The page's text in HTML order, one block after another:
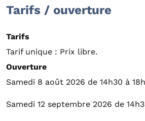
Tarifs / ouverture
Tarifs
Tarif unique : Prix libre.
Ouverture
Samedi 8 août 2026 de 14h30 à
Samedi 12 septembre 2026 de